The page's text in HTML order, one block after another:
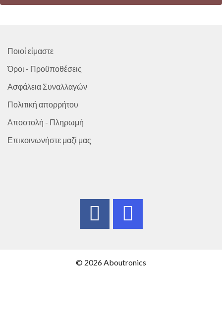
Ποιοί είμαστε
Όροι - Προϋποθέσεις
Ασφάλεια Συναλλαγών
Πολιτική απορρήτου
Αποστολή - Πληρωμή
Επικοινωνήστε μαζί μας
© 2026 Aboutronics